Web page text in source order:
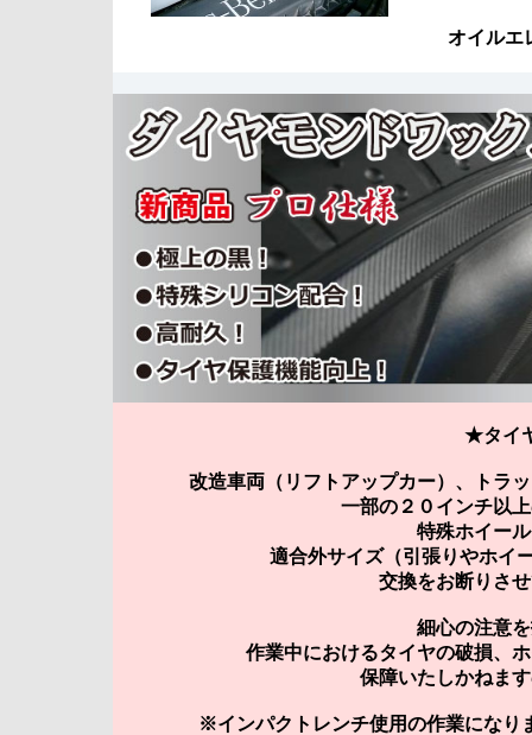
オイルエ
★タイ
改造車両（リフトアップカー）、トラ
一部の２０インチ以
特殊ホイー
適合外サイズ（引張りやホイ
交換をお断りさ
細心の注意
作業中におけるタイヤの破損、
保障いたしかねま
※インパクトレンチ使用の作業になり